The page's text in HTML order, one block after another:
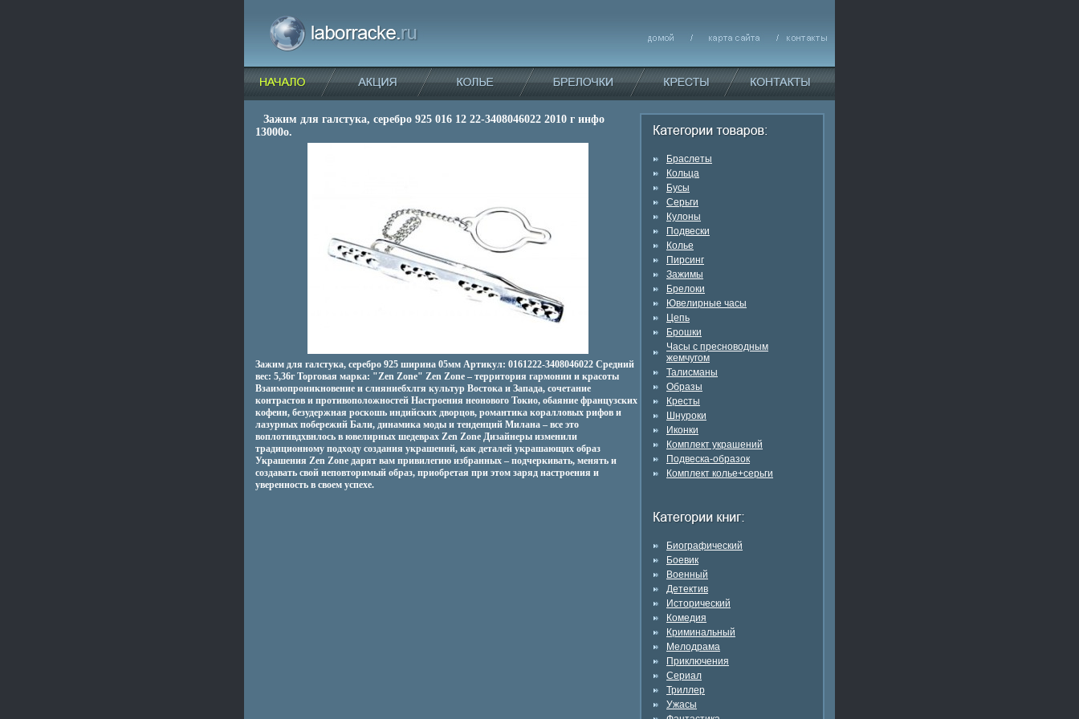
Зажим для галстука, серебро 925 016 12 22-3408046022 2010 г инфо
13000o.
Зажим для галстука, серебро 925 ширина 05мм Артикул: 0161222-3408046022 Средний
вес: 5,36г Торговая марка: "Zen Zone" Zen Zone – территория гармонии и красоты
Взаимопроникновение и слияниебхлгя культур Востока и Запада, сочетание
контрастов и противоположностей Настроения неонового Токио, обаяние французских
кофеин, безудержная роскошь индийских дворцов, романтика коралловых рифов и
лазурных побережий Бали, динамика моды и тенденций Милана – все это
воплотивдхвнлось в ювелирных шедеврах Zen Zone Дизайнеры изменили
традиционному подходу создания украшений, как деталей украшающих образ
Украшения Zen Zone дарят вам привилегию избранных – подчеркивать, менять и
создавать свой неповторимый образ, приобретая при этом заряд настроения и
уверенность в своем успехе.
Браслеты
Кольца
Бусы
Серьги
Кулоны
Подвески
Колье
Пирсинг
Зажимы
Брелоки
Ювелирные часы
Цепь
Брошки
Часы с пресноводным
жемчугом
Талисманы
Образы
Кресты
Шнуроки
Иконки
Комплект украшений
Подвеска-образок
Комплект колье+серьги
Биографический
Боевик
Военный
Детектив
Исторический
Комедия
Криминальный
Мелодрама
Приключения
Сериал
Триллер
Ужасы